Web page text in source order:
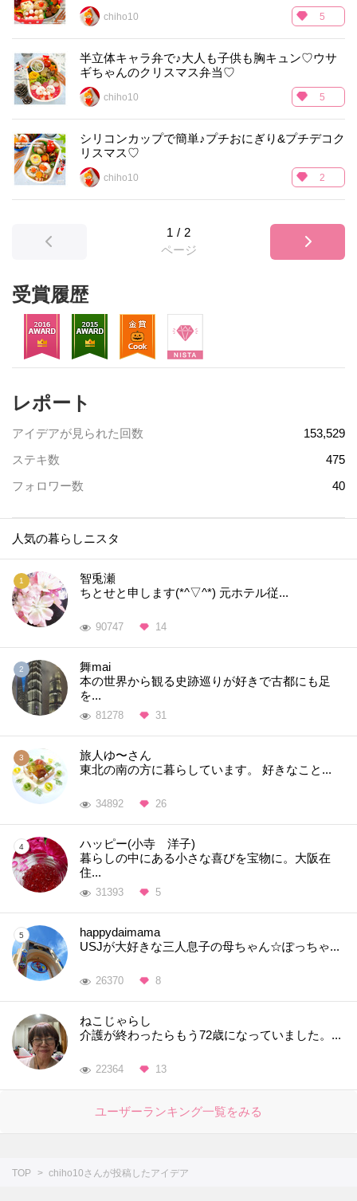
chiho10 5
半立体キャラ弁で♪大人も子供も胸キュン♡ウサ
ギちゃんのクリスマス弁当♡
chiho10 5
シリコンカップで簡単♪プチおにぎり&プチデコク
リスマス♡
chiho10 2
1 / 2
ページ
受賞履歴
レポート
アイデアが見られた回数
153,529
ステキ数
475
フォロワー数
40
人気の暮らしニスタ
智兎瀬
ちとせと申します(*^▽^*) 元ホテル従...
90747 14
舞mai
本の世界から観る史跡巡りが好きで古都にも足
を...
81278 31
旅人ゆ〜さん
東北の南の方に暮らしています。 好きなこと...
34892 26
ハッピー(小寺 洋子)
暮らしの中にある小さな喜びを宝物に。大阪在
住...
31393 5
happydaimama
USJが大好きな三人息子の母ちゃん☆ぽっちゃ...
26370 8
ねこじゃらし
介護が終わったらもう72歳になっていました。...
22364 13
ユーザーランキング一覧をみる
TOP chiho10さんが投稿したアイデア